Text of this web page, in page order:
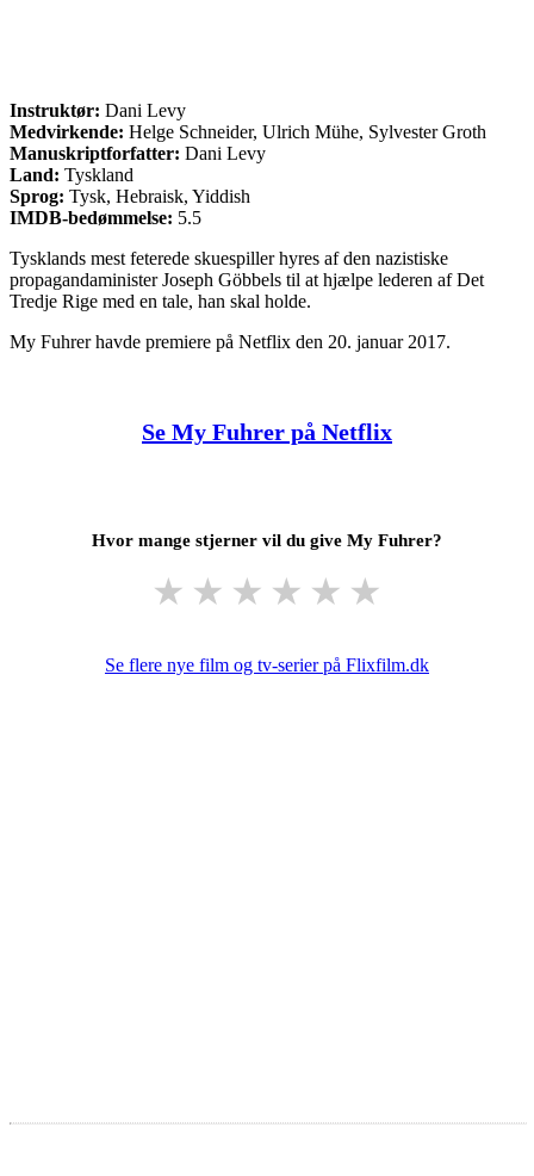
Instruktør: Dani Levy
Medvirkende: Helge Schneider, Ulrich Mühe, Sylvester Groth
Manuskriptforfatter: Dani Levy
Land: Tyskland
Sprog: Tysk, Hebraisk, Yiddish
IMDB-bedømmelse: 5.5
Tysklands mest feterede skuespiller hyres af den nazistiske
propagandaminister Joseph Göbbels til at hjælpe lederen af Det
Tredje Rige med en tale, han skal holde.
My Fuhrer havde premiere på Netflix den 20. januar 2017.
Se My Fuhrer på Netflix
Hvor mange stjerner vil du give My Fuhrer?
★ ★ ★ ★ ★ ★
Se flere nye film og tv-serier på Flixfilm.dk